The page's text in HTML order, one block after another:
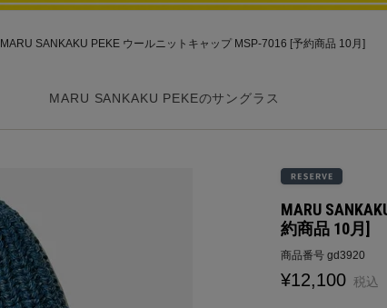
MARU SANKAKU PEKE ウールニットキャップ MSP-7016 [予約商品 10月]
MARU SANKAKU PEKEのサングラス
MARU
約商品 10月]
商品番号 gd3920
¥12,100 税込